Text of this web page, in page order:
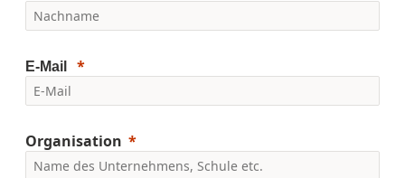
E-Mail
Organisation